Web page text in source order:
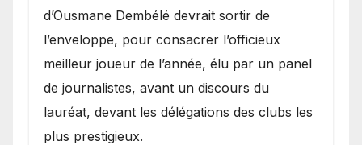
d’Ousmane Dembélé devrait sortir de
l’enveloppe, pour consacrer l’officieux
meilleur joueur de l’année, élu par un panel
de journalistes, avant un discours du
lauréat, devant les délégations des clubs les
plus prestigieux.